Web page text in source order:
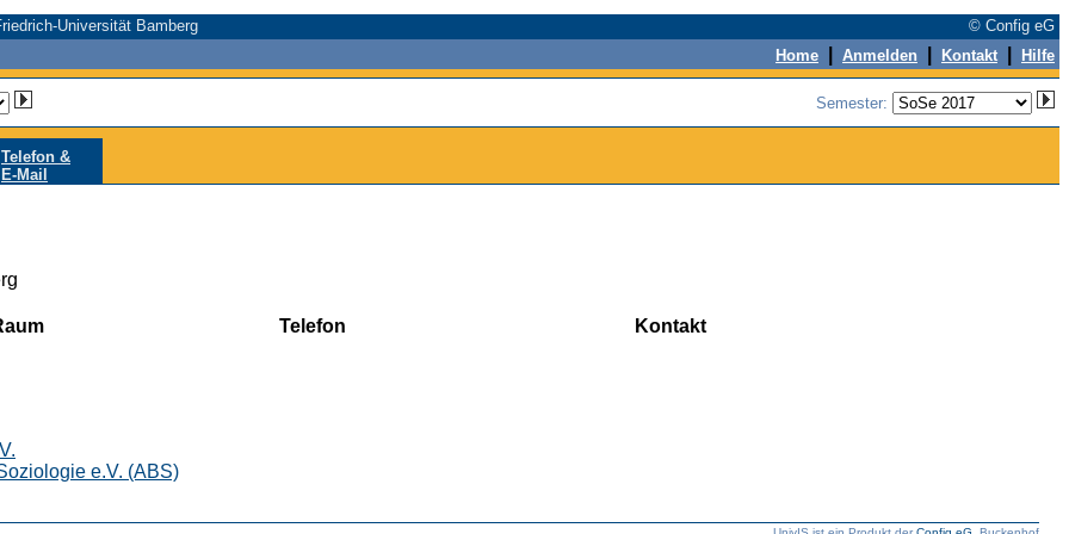
Universität Bamberg
© Config eG
Home
Anmelden Kontakt Hilfe
Semester:
Telefon &
E-Mail
Telefon Kontakt
e.V. (ABS)